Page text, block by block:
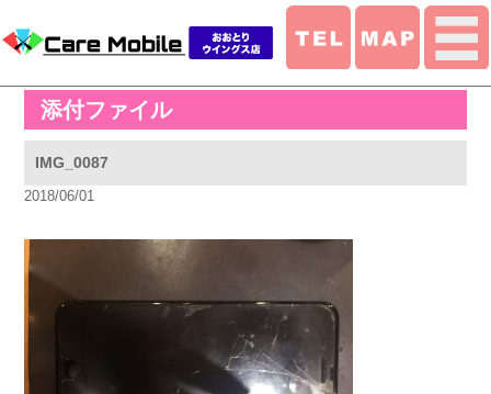
添付ファイル
IMG_0087
2018/06/01